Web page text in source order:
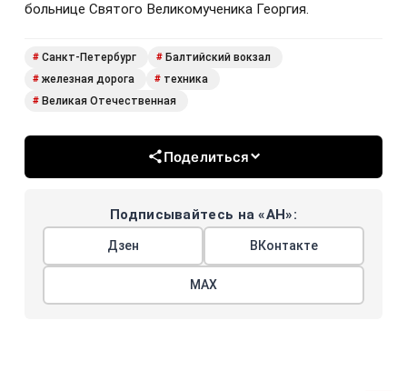
больнице Святого Великомученика Георгия.
# Санкт-Петербург # Балтийский вокзал
# железная дорога # техника
# Великая Отечественная
Поделиться
Подписывайтесь на «АН»:
Дзен ВКонтакте
МАХ